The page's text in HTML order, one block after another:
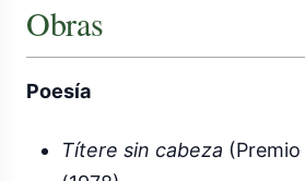
Obras
Poesía
Títere sin cabeza (Premio